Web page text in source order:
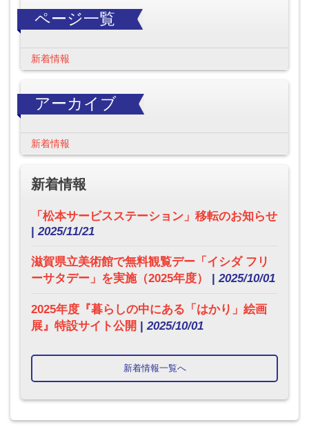
ページ一覧
新着情報
アーカイブ
新着情報
新着情報
「松本サービスステーション」移転のお知らせ
|2025/11/21
滋賀県立美術館で無料観覧デー「イシダ フリ
ーサタデー」を実施（2025年度）
|2025/10/01
2025年度『暮らしの中にある「はかり」絵画
展』特設サイト公開 |2025/10/01
新着情報一覧へ